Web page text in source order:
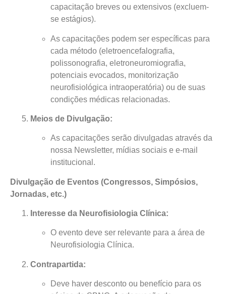
capacitação breves ou extensivos (excluem-
se estágios).
As capacitações podem ser específicas para
cada método (eletroencefalografia,
polissonografia, eletroneuromiografia,
potenciais evocados, monitorização
neurofisiológica intraoperatória) ou de suas
condições médicas relacionadas.
Meios de Divulgação:
As capacitações serão divulgadas através da
nossa Newsletter, mídias sociais e e-mail
institucional.
Divulgação de Eventos (Congressos, Simpósios,
Jornadas, etc.)
Interesse da Neurofisiologia Clínica:
O evento deve ser relevante para a área de
Neurofisiologia Clínica.
Contrapartida:
Deve haver desconto ou benefício para os